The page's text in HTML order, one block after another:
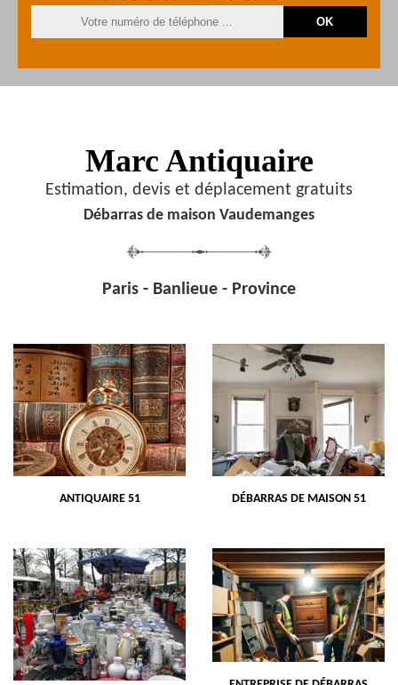
Marc Antiquaire
Estimation, devis et déplacement gratuits
Débarras de maison Vaudemanges
Paris - Banlieue - Province
ANTIQUAIRE 51 DÉBARRAS DE MAISON 51